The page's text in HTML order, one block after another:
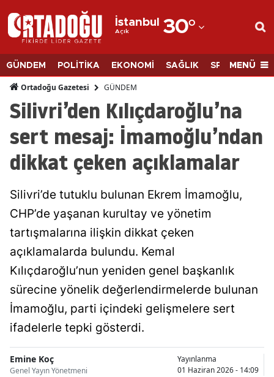
İstanbul
Açık 30°
Adana
Adıyaman
Afyonkarahisar
Ağrı
Amasya
Ankara
Antalya
Artvin
Aydın
Bilecik
Bingöl
GÜNDEM POLİTİKA EKONOMİ SAĞLIK SPORMENÜ
Ortadoğu Gazetesi GÜNDEM
Silivri’den Kılıçdaroğlu’na
sert mesaj: İmamoğlu’ndan
dikkat çeken açıklamalar
Silivri’de tutuklu bulunan Ekrem İmamoğlu,
CHP’de yaşanan kurultay ve yönetim
tartışmalarına ilişkin dikkat çeken
açıklamalarda bulundu. Kemal
Kılıçdaroğlu’nun yeniden genel başkanlık
sürecine yönelik değerlendirmelerde bulunan
İmamoğlu, parti içindeki gelişmelere sert
ifadelerle tepki gösterdi.
Emine Koç
Genel Yayın Yönetmeni
Yayınlanma
01 Haziran 2026 - 14:09